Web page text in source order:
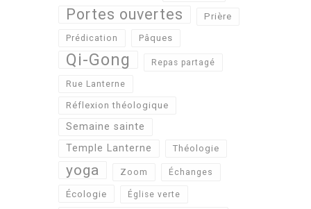
Portes ouvertes Prière
Prédication Pâques
Qi-Gong Repas partagé
Rue Lanterne
Réflexion théologique
Semaine sainte
Temple Lanterne
Théologie
yoga Zoom Échanges
Écologie Église verte